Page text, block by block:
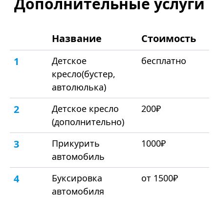
Название
Стоимость
1
Детское
кресло(бустер,
автолюлька)
бесплатно
2
Детское кресло
(дополнительно)
200₽
3
Прикурить
автомобиль
1000₽
4
Буксировка
автомобиля
от 1500₽